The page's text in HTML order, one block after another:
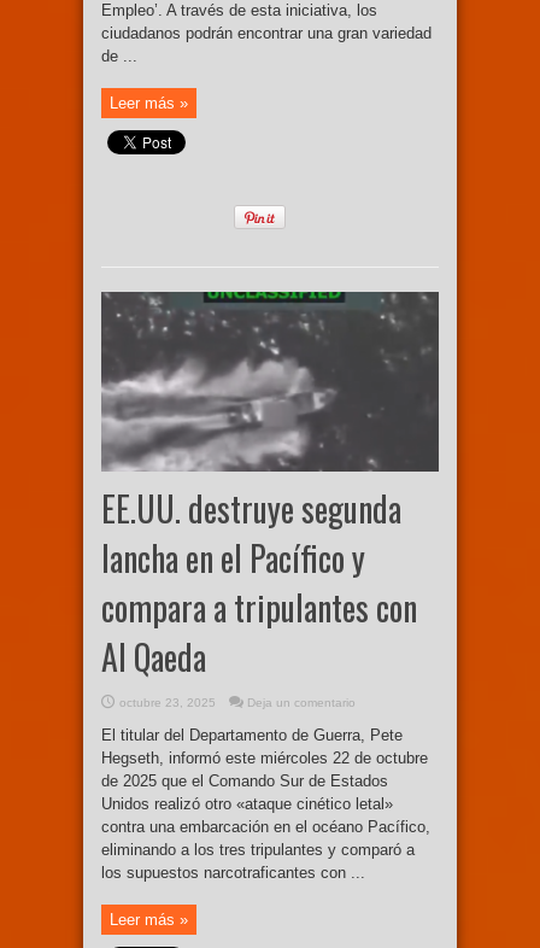
Empleo’. A través de esta iniciativa, los
ciudadanos podrán encontrar una gran variedad
de ...
Leer más »
EE.UU. destruye segunda
lancha en el Pacífico y
compara a tripulantes con
Al Qaeda
octubre 23, 2025 Deja un comentario
El titular del Departamento de Guerra, Pete
Hegseth, informó este miércoles 22 de octubre
de 2025 que el Comando Sur de Estados
Unidos realizó otro «ataque cinético letal»
contra una embarcación en el océano Pacífico,
eliminando a los tres tripulantes y comparó a
los supuestos narcotraficantes con ...
Leer más »